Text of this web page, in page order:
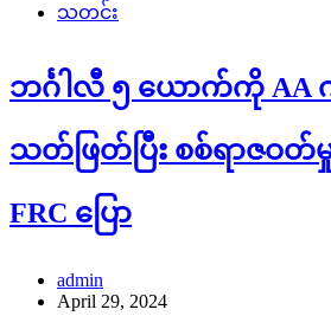
သတင်း
ဘင်္ဂါလီ ၅ ယောက်ကို AA
သတ်ဖြတ်ပြီး စစ်ရာဇဝ
FRC ပြော
admin
April 29, 2024